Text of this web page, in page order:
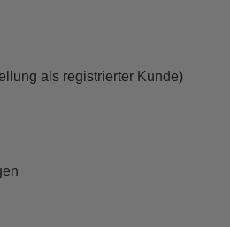
als registrierter Kunde)